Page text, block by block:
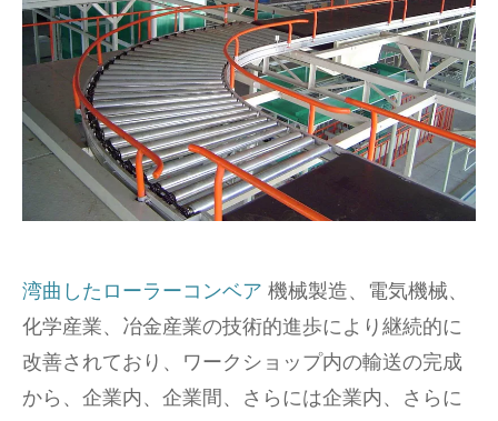
湾曲したローラーコンベア 機械製造、電気機械、
化学産業、冶金産業の技術的進歩により継続的に
改善されており、ワークショップ内の輸送の完成
から、企業内、企業間、さらには企業内、さらに